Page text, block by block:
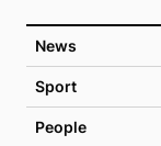
News
Sport
People